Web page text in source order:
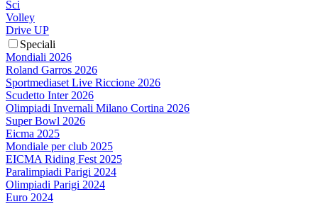
Sci
Volley
Drive UP
Speciali
Mondiali 2026
Roland Garros 2026
Sportmediaset Live Riccione 2026
Scudetto Inter 2026
Olimpiadi Invernali Milano Cortina 2026
Super Bowl 2026
Eicma 2025
Mondiale per club 2025
EICMA Riding Fest 2025
Paralimpiadi Parigi 2024
Olimpiadi Parigi 2024
Euro 2024